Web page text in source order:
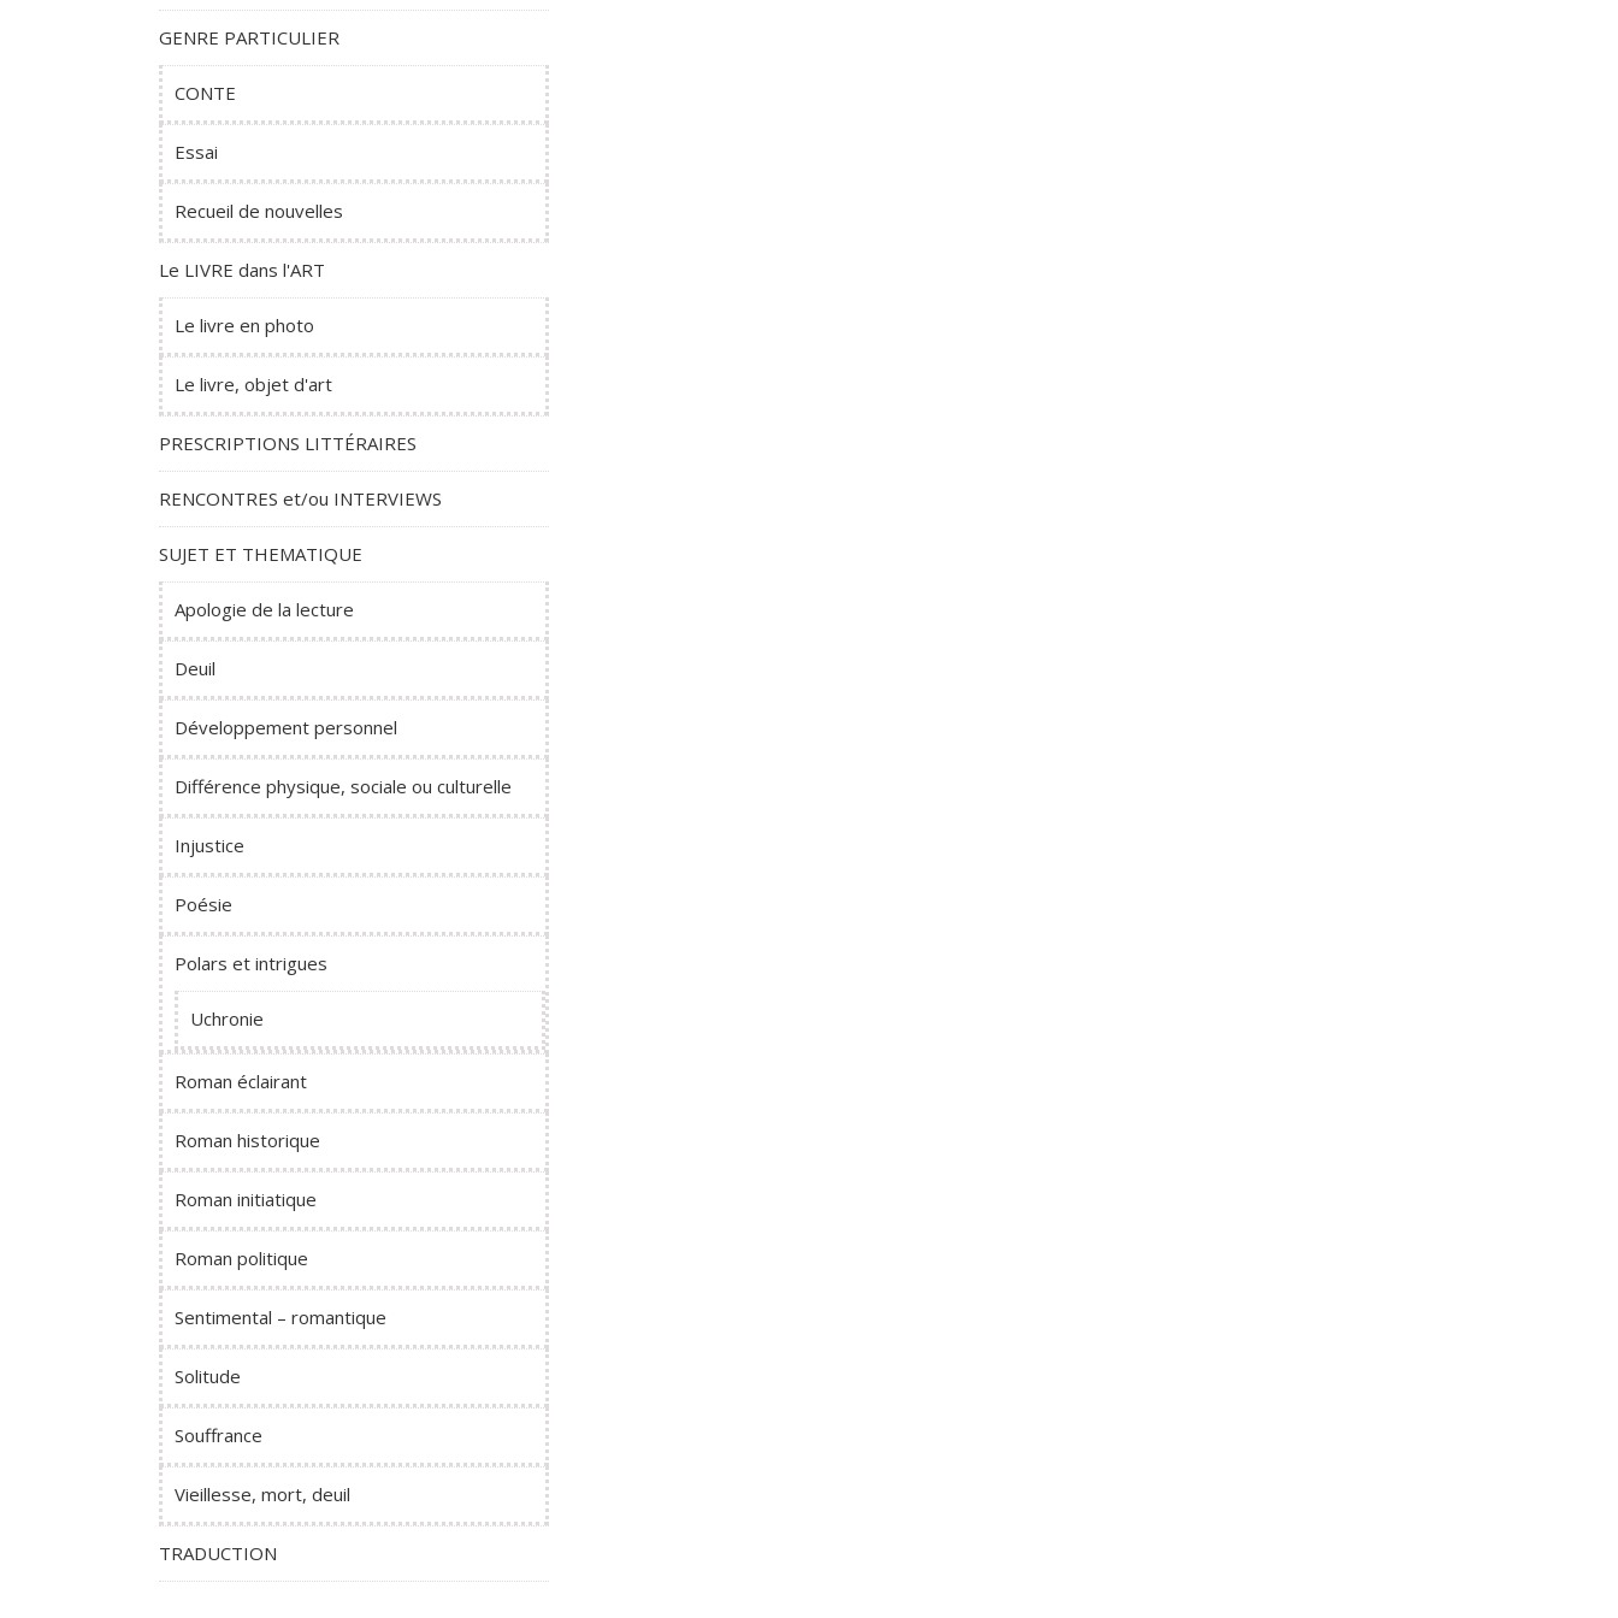
GENRE PARTICULIER
CONTE
Essai
Recueil de nouvelles
Le LIVRE dans l'ART
Le livre en photo
Le livre, objet d'art
PRESCRIPTIONS LITTÉRAIRES
RENCONTRES et/ou INTERVIEWS
SUJET ET THEMATIQUE
Apologie de la lecture
Deuil
Développement personnel
Différence physique, sociale ou culturelle
Injustice
Poésie
Polars et intrigues
Uchronie
Roman éclairant
Roman historique
Roman initiatique
Roman politique
Sentimental – romantique
Solitude
Souffrance
Vieillesse, mort, deuil
TRADUCTION